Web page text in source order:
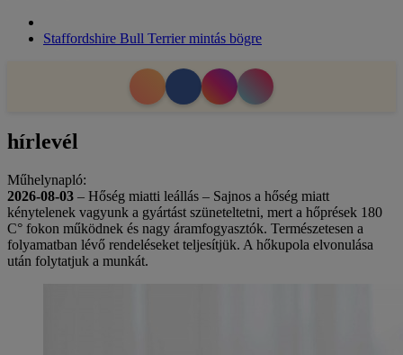
Staffordshire Bull Terrier mintás bögre
hírlevél
Műhelynapló:
2026-08-03 – Hőség miatti leállás – Sajnos a hőség miatt
kénytelenek vagyunk a gyártást szüneteltetni, mert a hőprések 180
C° fokon működnek és nagy áramfogyasztók. Természetesen a
folyamatban lévő rendeléseket teljesítjük. A hőkupola elvonulása
után folytatjuk a munkát.